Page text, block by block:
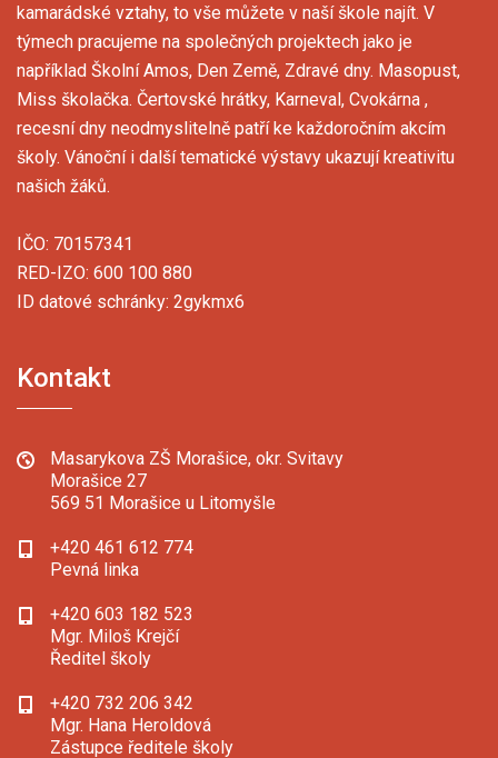
kamarádské vztahy, to vše můžete v naší škole najít. V
týmech pracujeme na společných projektech jako je
například Školní Amos, Den Země, Zdravé dny. Masopust,
Miss školačka. Čertovské hrátky, Karneval, Cvokárna ,
recesní dny neodmyslitelně patří ke každoročním akcím
školy. Vánoční i další tematické výstavy ukazují kreativitu
našich žáků.
IČO: 70157341
RED-IZO: 600 100 880
ID datové schránky: 2gykmx6
Kontakt
Masarykova ZŠ Morašice, okr. Svitavy
Morašice 27
569 51 Morašice u Litomyšle
+420 461 612 774
Pevná linka
+420 603 182 523
Mgr. Miloš Krejčí
Ředitel školy
+420 732 206 342
Mgr. Hana Heroldová
Zástupce ředitele školy